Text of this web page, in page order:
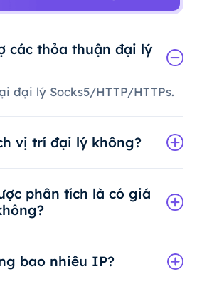
các thỏa thuận đại lý
đại lý Socks5/HTTP/HTTPs.
vị trí đại lý không?
phân tích là có giá
bao nhiêu IP?